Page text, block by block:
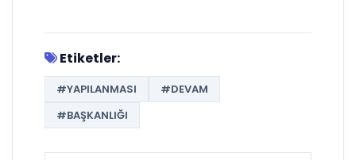
Etiketler:
#YAPILANMASI
#DEVAM
#BAŞKANLIĞI